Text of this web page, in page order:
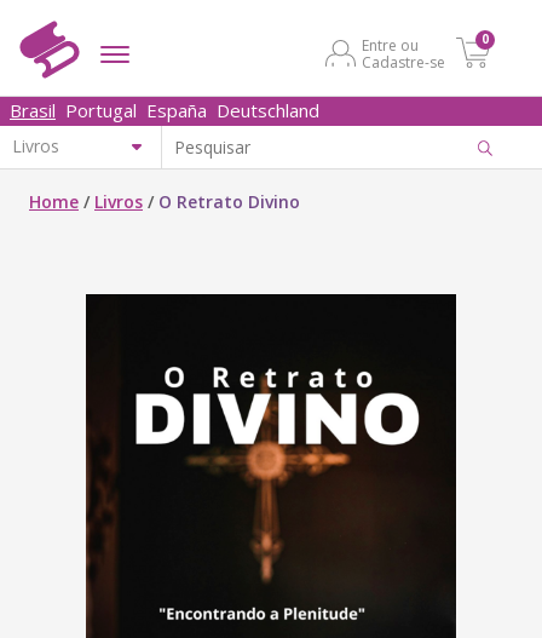
Entre ou
Cadastre-se
0
Brasil Portugal España Deutschland
Home / Livros / O Retrato Divino